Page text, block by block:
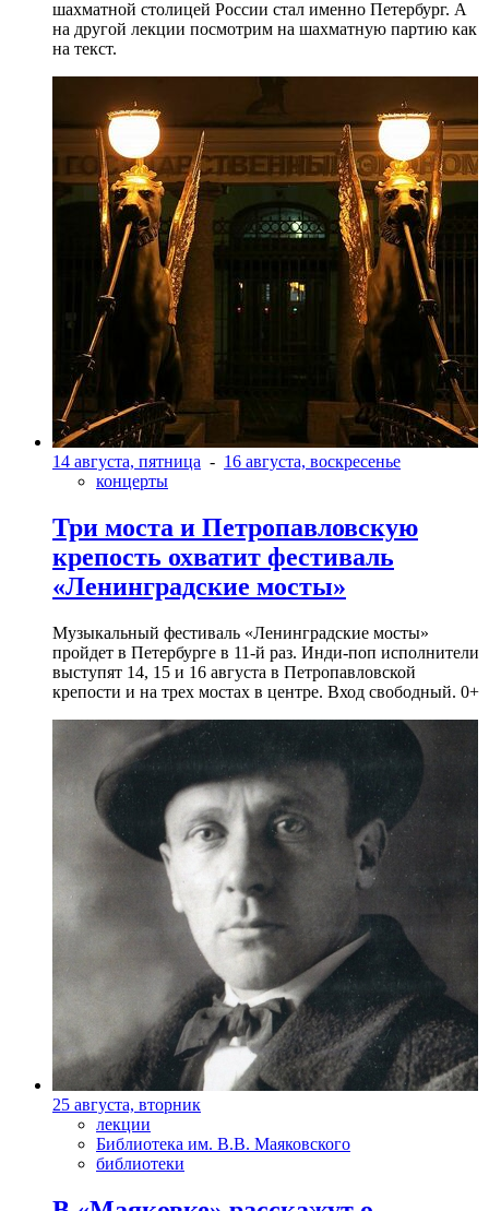
шахматной столицей России стал именно Петербург. А
на другой лекции посмотрим на шахматную партию как
на текст.
14 августа, пятница - 16 августа, воскресенье
концерты
Три моста и Петропавловскую
крепость охватит фестиваль
«Ленинградские мосты»
Музыкальный фестиваль «Ленинградские мосты»
пройдет в Петербурге в 11-й раз. Инди-поп исполнители
выступят 14, 15 и 16 августа в Петропавловской
крепости и на трех мостах в центре. Вход свободный. 0+
25 августа, вторник
лекции
Библиотека им. В.В. Маяковского
библиотеки